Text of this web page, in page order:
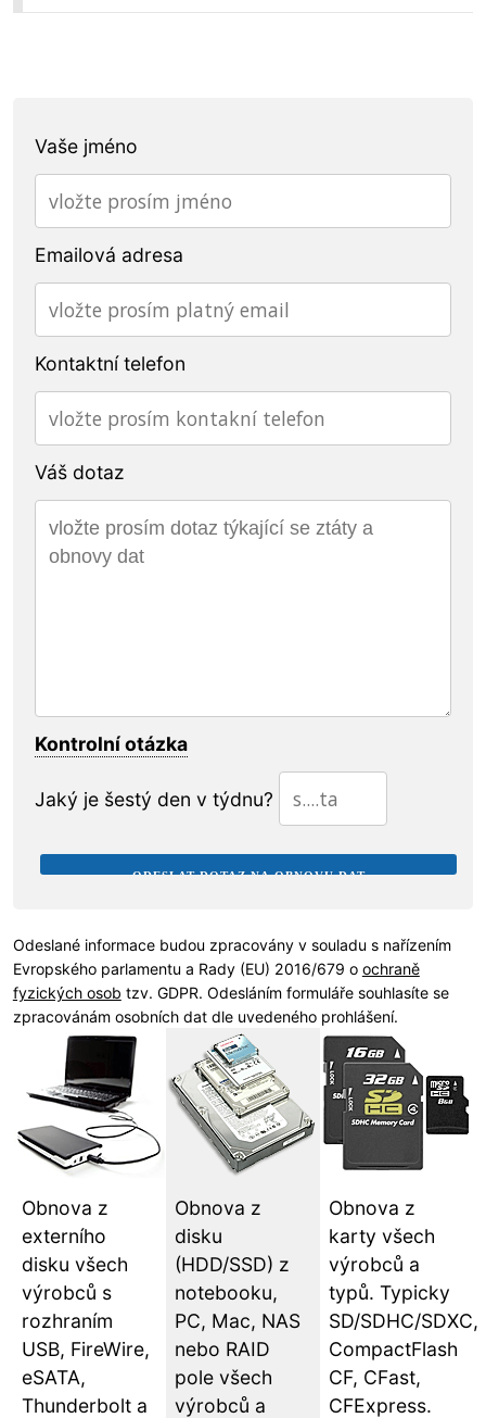
Vaše jméno
Emailová adresa
Kontaktní telefon
Váš dotaz
Kontrolní otázka
Jaký je šestý den v týdnu?
Odeslané informace budou zpracovány v souladu s nařízením
Evropského parlamentu a Rady (EU) 2016/679 o ochraně
fyzických osob tzv. GDPR. Odesláním formuláře souhlasíte se
zpracovánám osobních dat dle uvedeného prohlášení.
Obnova z
externího
disku všech
výrobců s
rozhraním
USB, FireWire,
eSATA,
Thunderbolt a
Obnova z
disku
(HDD/SSD) z
notebooku,
PC, Mac, NAS
nebo RAID
pole všech
výrobců a
Obnova z
karty všech
výrobců a
typů. Typicky
SD/SDHC/SDXC,
CompactFlash
CF, CFast,
CFExpress.